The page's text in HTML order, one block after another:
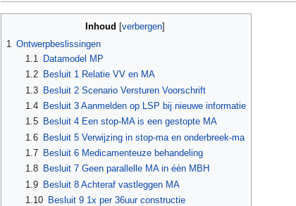
Inhoud verbergen]
1
Ontwerpbeslissingen
1.1
Datamodel MP
1.2
Besluit 1 Relatie VV en MA
1.3 Besluit 2 Scenario Versturen Voorschrift
1.4
Besluit 3 Aanmelden op LSP bij nieuwe informatie
1.5
Besluit 4 Een stop-MA is een gestopte MA
1.6 Besluit 5 Verwijzing in stop-ma en onderbreek-ma
1.7
Besluit 6 Medicamenteuze behandeling
1.8
Besluit 7 Geen parallelle MA in één MBH
1.9 Besluit 8 Achteraf vastleggen MA
1.10
Besluit 9 1x per 36uur constructie